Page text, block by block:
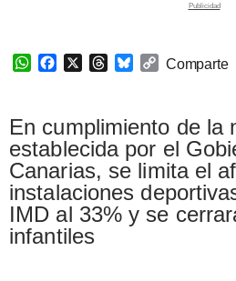
W
s
A
p
p
b
o
o
k
a
d
s
s
k
C
L
n
k
Comparte
En cumplimiento de la
establecida por el
Canarias, se limita el
instalaciones
IMD al 33% y se
infantiles